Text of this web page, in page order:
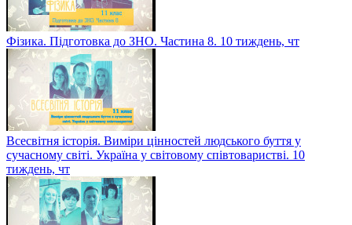
Фізика. Підготовка до ЗНО. Частина 8. 10 тиждень, чт
Всесвітня історія. Виміри цінностей людського буття у
сучасному світі. Україна у світовому співтоваристві. 10
тиждень, чт